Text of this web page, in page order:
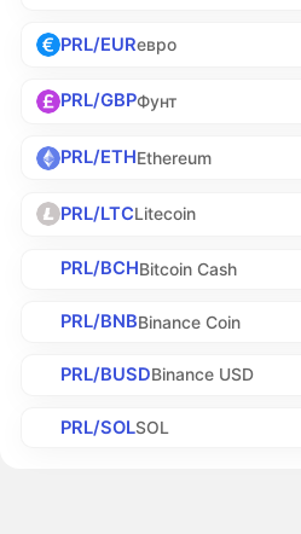
PRL/EURевро
PRL/GBPФунт
PRL/ETHEthereum
PRL/LTCLitecoin
PRL/BCHBitcoin Cash
PRL/BNBBinance Coin
PRL/BUSDBinance USD
PRL/SOLSOL